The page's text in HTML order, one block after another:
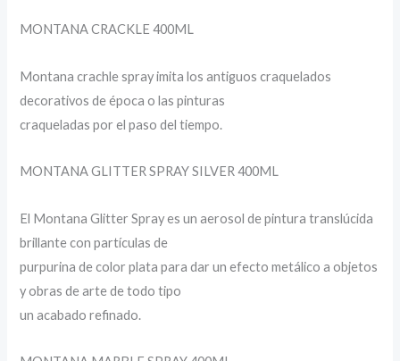
MONTANA CRACKLE 400ML
Montana crachle spray imita los antiguos craquelados
decorativos de época o las pinturas
craqueladas por el paso del tiempo.
MONTANA GLITTER SPRAY SILVER 400ML
El Montana Glitter Spray es un aerosol de pintura translúcida
brillante con partículas de
purpurina de color plata para dar un efecto metálico a objetos
y obras de arte de todo tipo
un acabado refinado.